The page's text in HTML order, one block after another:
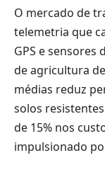
O mercado de
telemetria que
GPS e sensores
de agricultura
médias reduz
solos
de 15% nos
impulsionado